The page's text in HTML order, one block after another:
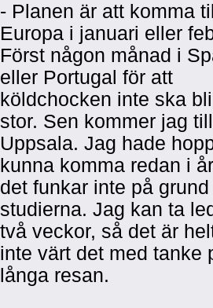
- Planen är att komma till
Europa i januari eller
Först någon månad i
eller Portugal för att
köldchocken inte ska
stor. Sen kommer jag till
Uppsala. Jag hade
kunna komma redan i
det funkar inte på
studierna. Jag kan ta
två veckor, så det är
inte värt det med tanke
långa resan.